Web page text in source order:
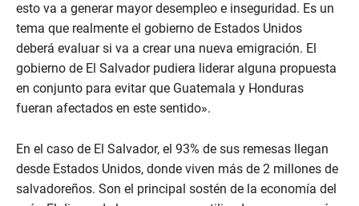
esto va a generar mayor desempleo e inseguridad. Es un
tema que realmente el gobierno de Estados Unidos
deberá evaluar si va a crear una nueva emigración. El
gobierno de El Salvador pudiera liderar alguna propuesta
en conjunto para evitar que Guatemala y Honduras
fueran afectados en este sentido».
En el caso de El Salvador, el 93% de sus remesas llegan
desde Estados Unidos, donde viven más de 2 millones de
salvadoreños. Son el principal sostén de la economía del